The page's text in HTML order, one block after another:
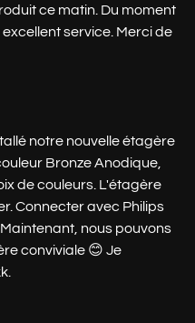
ce matin. Du moment
service. Merci de
notre nouvelle étagère
Bronze Anodique,
de couleurs. L'étagère
Connecter avec Philips
nous pouvons
conviviale 😊 Je